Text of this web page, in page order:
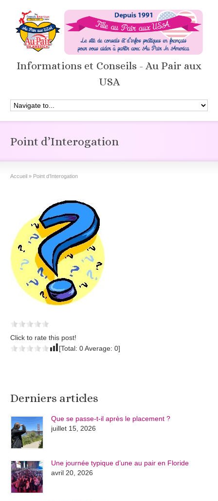
Informations et Conseils - Au Pair aux
USA
Point d’Interogation
Accueil » Point d’Interogation
Click to rate this post!
[Total:0Average:0]
Derniers articles
Que se passe-t-il après le placement ?
juillet 15, 2026
Une journée typique d’une au pair en Floride
avril 20, 2026